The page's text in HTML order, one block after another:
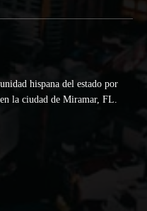
hispana del estado por
la ciudad de Miramar, FL.